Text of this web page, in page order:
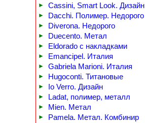
► Cassini, Smart Look. Дизайн
► Dacchi. Полимер. Недорого
► Diverona. Недорого
► Duecento. Метал
► Eldorado с накладками
► Emancipel. Италия
► Gabriela Marioni. Италия
► Hugoconti. Титановые
► Io Verro. Дизайн
► Ladat, полимер, металл
► Mien. Метал
► Pamela. Метал. Комбинир